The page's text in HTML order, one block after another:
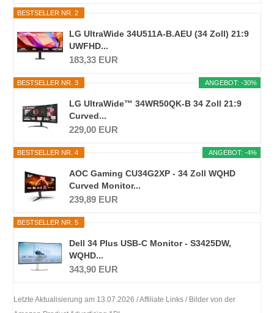
BESTSELLER NR. 2
LG UltraWide 34U511A-B.AEU (34 Zoll) 21:9
UWFHD...
183,33 EUR
ANGEBOT: -30%
BESTSELLER NR. 3
LG UltraWide™ 34WR50QK-B 34 Zoll 21:9
Curved...
229,00 EUR
ANGEBOT: -4%
BESTSELLER NR. 4
AOC Gaming CU34G2XP - 34 Zoll WQHD
Curved Monitor...
239,89 EUR
BESTSELLER NR. 5
Dell 34 Plus USB-C Monitor - S3425DW,
WQHD...
343,90 EUR
Letzte Aktualisierung am 13.07.2026 / Affiliate Links / Bilder von der